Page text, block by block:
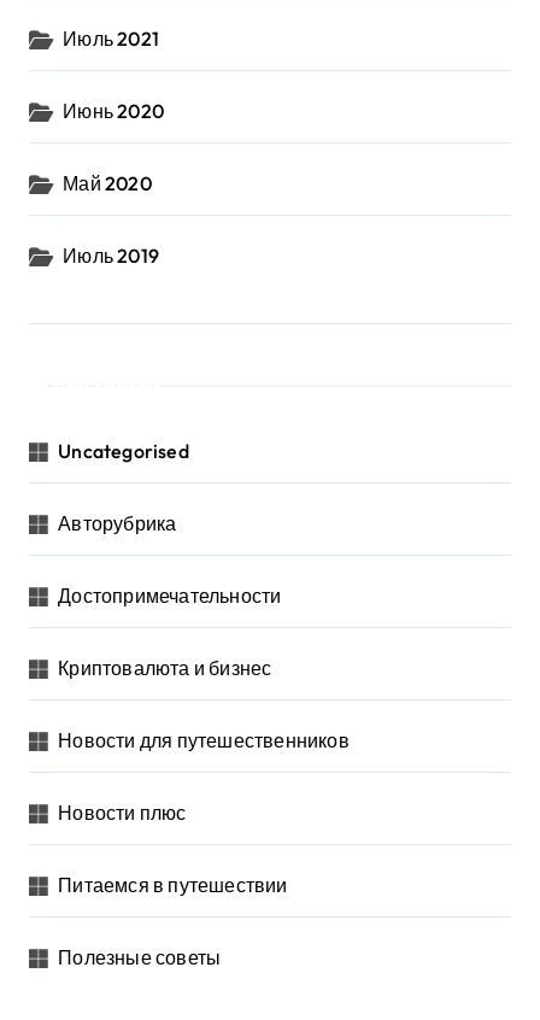
Июль 2021
Июнь 2020
Май 2020
Июль 2019
Uncategorised
Авторубрика
Достопримечательности
Криптовалюта и бизнес
Новости для путешественников
Новости плюс
Питаемся в путешествии
Полезные советы